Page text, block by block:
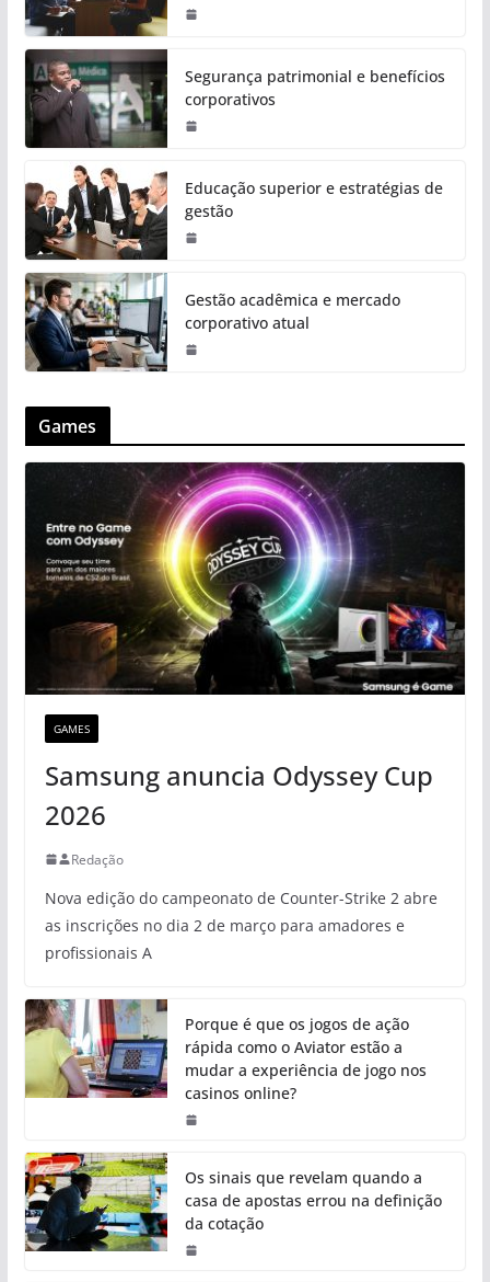
Segurança patrimonial e benefícios
corporativos
Educação superior e estratégias de
gestão
Gestão acadêmica e mercado
corporativo atual
Games
GAMES
Samsung anuncia Odyssey Cup
2026
Redação
Nova edição do campeonato de Counter-Strike 2 abre
as inscrições no dia 2 de março para amadores e
profissionais A
Porque é que os jogos de ação
rápida como o Aviator estão a
mudar a experiência de jogo nos
casinos online?
Os sinais que revelam quando a
casa de apostas errou na definição
da cotação